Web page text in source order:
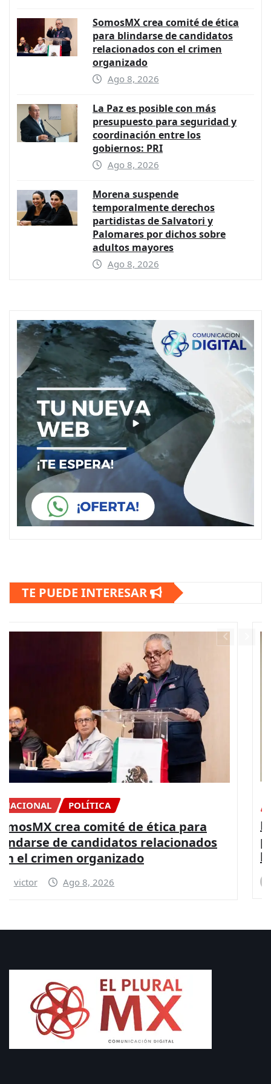
SomosMX crea comité de ética
para blindarse de candidatos
relacionados con el crimen
organizado
Ago 8, 2026
La Paz es posible con más
presupuesto para seguridad y
coordinación entre los
gobiernos: PRI
Ago 8, 2026
Morena suspende
temporalmente derechos
partidistas de Salvatori y
Palomares por dichos sobre
adultos mayores
Ago 8, 2026
TE PUEDE INTERESAR
CONGRESO DIPUTADOS
La Paz es posible con más presupuesto
para seguridad y coordinación entre
los gobiernos: PRI
victor Ago 8, 2026